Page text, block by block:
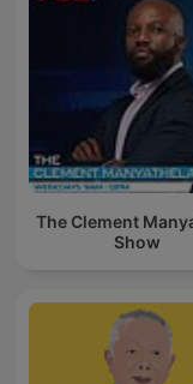
The Clement
Show